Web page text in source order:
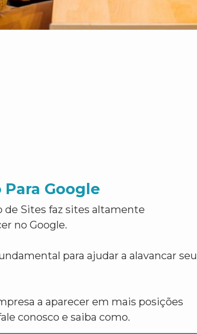
Google
de Sites faz sites altamente
no Google.
para ajudar a alavancar seu
a aparecer em mais posições
conosco e saiba como.